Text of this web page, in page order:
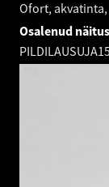
Ofort, akvatinta,
Osalenud
PILDILAUSUJA